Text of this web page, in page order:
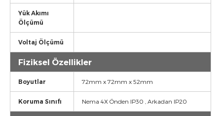
Yük Akımı
Ölçümü
Voltaj Ölçümü
Fiziksel Özellikler
Boyutlar 72mm x 72mm x 52mm
Koruma Sınıfı Nema 4X Önden IP30 , Arkadan IP20